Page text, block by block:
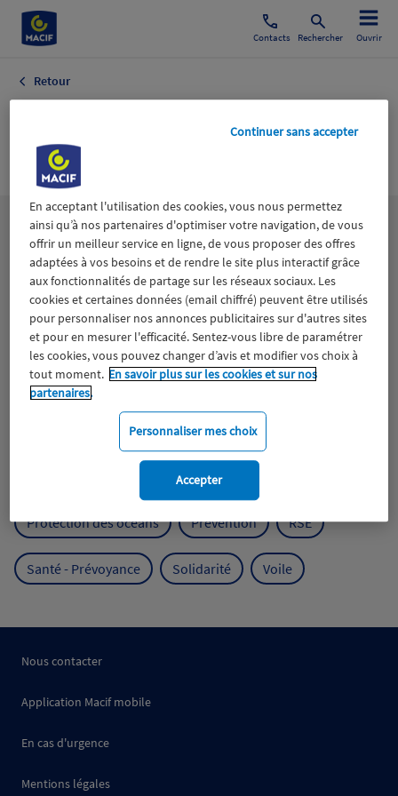
Contacts Rechercher Ouvrir
Retour
Tendances Art de
Vivre
Lesthématiques
Aidants Catastrophes naturelles Climat
Engagement Epargne ESS
Expérience clients Fondation Macif Jeunesse
Mutualisme
Protection de l'environnement
Protection des océans Prévention RSE
Santé - Prévoyance Solidarité Voile
Nous contacter
Application Macif mobile
En cas d'urgence
Mentions légales
En acceptant l'utilisation des cookies, vous nous permettez
ainsi qu’à nos partenaires d'optimiser votre navigation, de vous
offrir un meilleur service en ligne, de vous proposer des offres
adaptées à vos besoins et de rendre le site plus interactif grâce
aux fonctionnalités de partage sur les réseaux sociaux. Les
cookies et certaines données (email chiffré) peuvent être utilisés
pour personnaliser nos annonces publicitaires sur d'autres sites
et pour en mesurer l'efficacité. Sentez-vous libre de paramétrer
les cookies, vous pouvez changer d’avis et modifier vos choix à
tout moment. En savoir plus sur les cookies et sur nos
partenaires.
Personnaliser mes choix
Continuer sans accepter
Accepter